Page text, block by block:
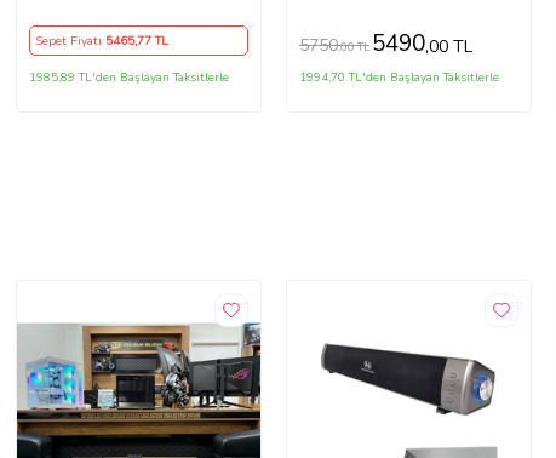
Sepet Fiyatı 5465,77 TL
1985,89 TL'den Başlayan Taksitlerle
5750,00 TL 5490,00 TL
1994,70 TL'den Başlayan Taksitlerle